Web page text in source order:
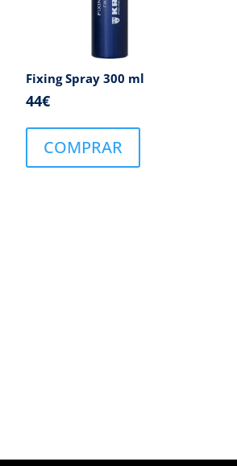
Fixing Spray 300 ml
44€
COMPRAR